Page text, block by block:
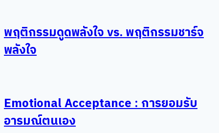
พฤติกรรมดูดพลังใจ vs. พฤติกรรมชาร์จ
พลังใจ
Emotional Acceptance : การยอมรับ
อารมณ์ตนเอง